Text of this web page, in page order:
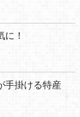
に！
手掛ける特産